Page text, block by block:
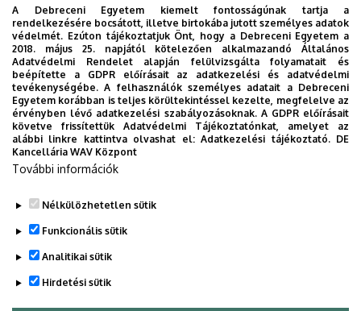
EFOP-3.5.2-17-2017-00002 Ösztöndíj jelentkezési lap
„A projekt az Európai Unió támogatásával, a magyar állam
társfinanszírozásával valósult meg.”
Legutóbbi frissítés:
A Debreceni Egyetem kiemelt fontosságúnak tartja a
rendelkezésére bocsátott, illetve birtokába jutott személyes adatok
védelmét. Ezúton tájékoztatjuk Önt, hogy a Debreceni Egyetem a
2018. május 25. napjától kötelezően alkalmazandó Általános
Adatvédelmi Rendelet alapján felülvizsgálta folyamatait és
beépítette a GDPR előírásait az adatkezelési és adatvédelmi
tevékenységébe. A felhasználók személyes adatait a Debreceni
Egyetem korábban is teljes körültekintéssel kezelte, megfelelve az
érvényben lévő adatkezelési szabályozásoknak. A GDPR előírásait
követve frissítettük Adatvédelmi Tájékoztatónkat, amelyet az
alábbi linkre kattintva olvashat el:Adatkezelési tájékoztató. DE
Kancellária WAV Központ
További információk
Nélkülözhetetlen sütik
Funkcionális sütik
Analitikai sütik
Hirdetési sütik